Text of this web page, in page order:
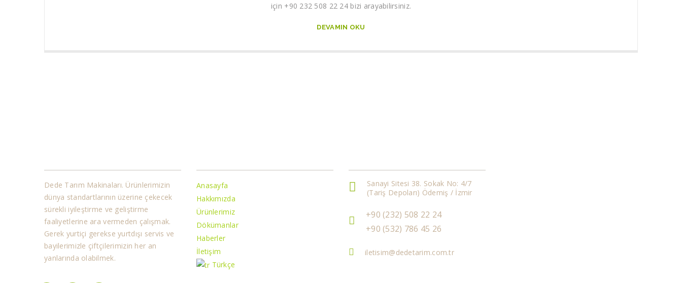
için +90 232 508 22 24 bizi arayabilirsiniz.
DEVAMIN OKU
Dede Tarım Makinaları. Ürünlerimizin
dünya standartlarının üzerine çekecek
sürekli iyileştirme ve geliştirme
faaliyetlerine ara vermeden çalışmak.
Gerek yurtiçi gerekse yurtdışı servis ve
bayilerimizle çiftçilerimizin her an
yanlarında olabilmek.
Anasayfa
Hakkımızda
Ürünlerimiz
Dökümanlar
Haberler
İletişim
Türkçe
Sanayi Sitesi 38. Sokak No: 4/7
(Tariş Depoları) Ödemiş / İzmir
+90 (232) 508 22 24
+90 (532) 786 45 26
iletisim@dedetarim.com.tr